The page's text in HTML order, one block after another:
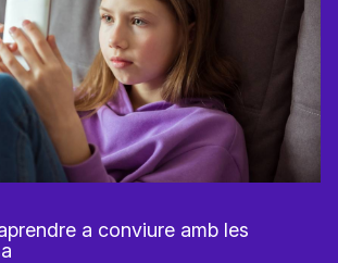
a conviure amb les